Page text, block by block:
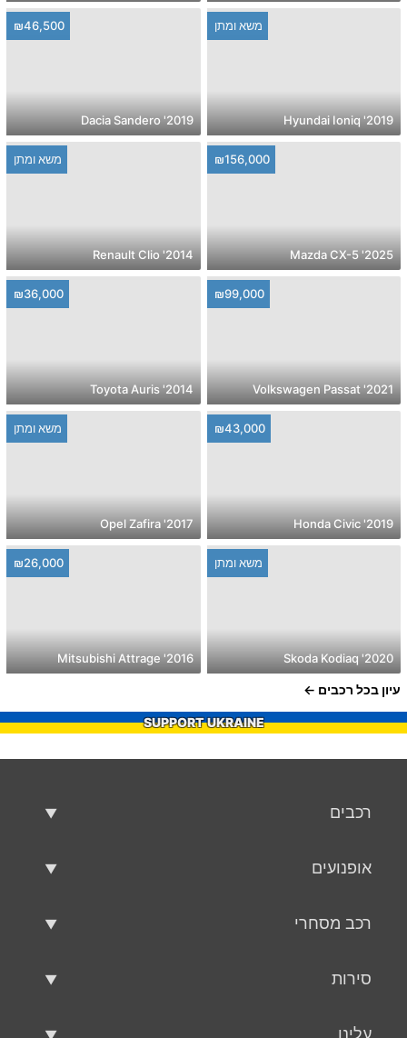
משא ומתן
2019' Hyundai Ioniq
₪46,500
2019' Dacia Sandero
₪156,000
2025' Mazda CX-5
משא ומתן
2014' Renault Clio
₪99,000
2021' Volkswagen Passat
₪36,000
2014' Toyota Auris
₪43,000
2019' Honda Civic
משא ומתן
2017' Opel Zafira
משא ומתן
2020' Skoda Kodiaq
₪26,000
2016' Mitsubishi Attrage
עיון בכל רכבים
SUPPORT UKRAINE
רכבים
אופנועים
רכב מסחרי
סירות